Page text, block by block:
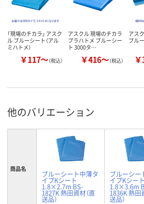
「現場のチカラ」 アスク
ル ブルーシート（アル
ミハトメ）
￥117～（税込）
アスクル 現場のチカラ
プラハトメ ブルーシー
ト 3000タ…
￥416～（税込）
アス
ブル
他のバリエーション
商品名
ブルーシート中薄タ
イプKシート
1.8×2.7m BS-
1827K 熱田資材（直
送品）
ブルーシー
イプKシート
1.8×3.6m
1836K 熱田
送品）